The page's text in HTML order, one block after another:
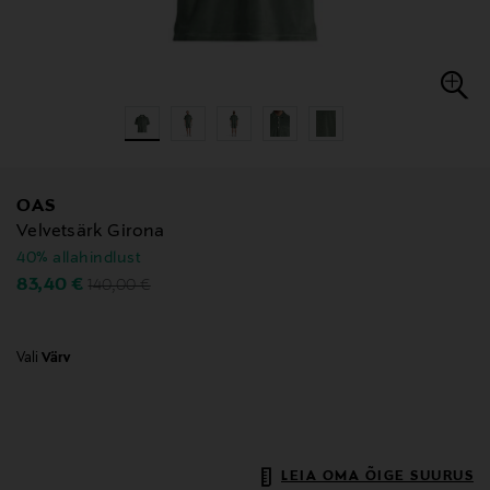
OAS
Velvetsärk Girona
40% allahindlust
Discounted Price
83,40 € Original Price
140,00 €
Vali Värv
LEIA OMA ÕIGE SUURUS